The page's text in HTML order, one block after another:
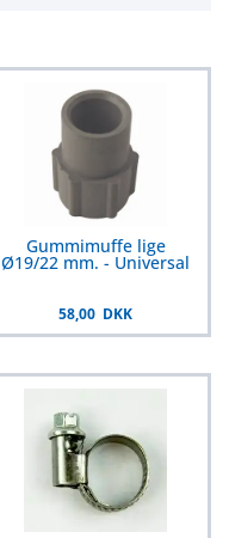
Gummimuffe lige
Ø19/22 mm. - Universal
58,00 DKK